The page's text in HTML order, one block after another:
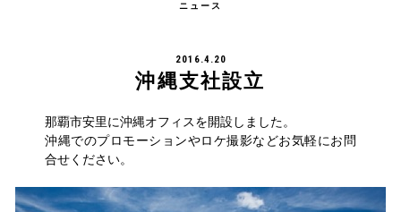
ニュース
2016.4.20
沖縄支社設立
那覇市安里に沖縄オフィスを開設しました。
沖縄でのプロモーションやロケ撮影などお気軽にお問
合せください。